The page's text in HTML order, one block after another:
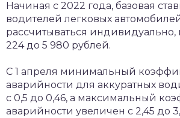
Начиная с 2022 года, базовая
водителей легковых
рассчитываться индивидуально,
224 до 5 980 рублей.
С 1 апреля минимальный
аварийности для аккуратных
с 0,5 до 0,46, а максимальный
аварийности увеличен с 2,45 до